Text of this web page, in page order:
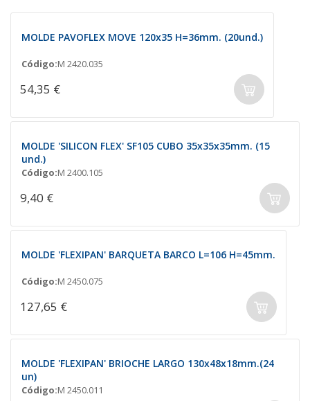
MOLDE PAVOFLEX MOVE 120x35 H=36mm. (20und.)
Código:M 2420.035
54,35 €
MOLDE 'SILICON FLEX' SF105 CUBO 35x35x35mm. (15
und.)
Código:M 2400.105
9,40 €
MOLDE 'FLEXIPAN' BARQUETA BARCO L=106 H=45mm.
Código:M 2450.075
127,65 €
MOLDE 'FLEXIPAN' BRIOCHE LARGO 130x48x18mm.(24
un)
Código:M 2450.011